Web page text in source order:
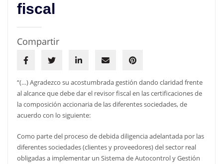
fiscal
Compartir
“(…) Agradezco su acostumbrada gestión dando claridad frente
al alcance que debe dar el revisor fiscal en las certificaciones de
la composición accionaria de las diferentes sociedades, de
acuerdo con lo siguiente:
Como parte del proceso de debida diligencia adelantada por las
diferentes sociedades (clientes y proveedores) del sector real
obligadas a implementar un Sistema de Autocontrol y Gestión